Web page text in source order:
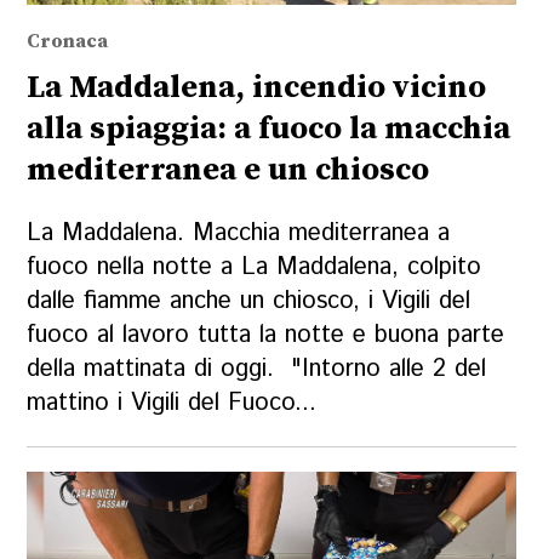
Cronaca
La Maddalena, incendio vicino
alla spiaggia: a fuoco la macchia
mediterranea e un chiosco
La Maddalena. Macchia mediterranea a
fuoco nella notte a La Maddalena, colpito
dalle fiamme anche un chiosco, i Vigili del
fuoco al lavoro tutta la notte e buona parte
della mattinata di oggi. "Intorno alle 2 del
mattino i Vigili del Fuoco...